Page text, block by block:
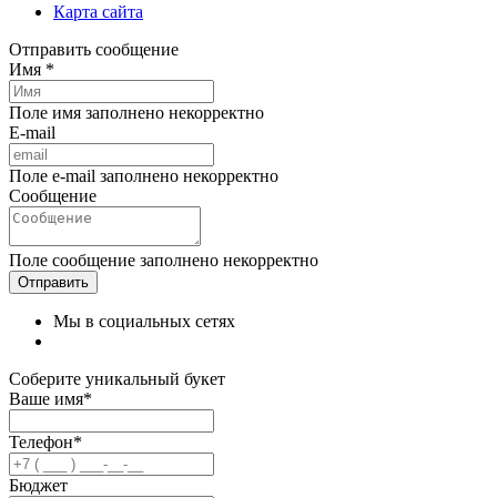
Карта сайта
Отправить сообщение
Имя *
Поле имя заполнено некорректно
E-mail
Поле e-mail заполнено некорректно
Сообщение
Поле сообщение заполнено некорректно
Мы в социальных сетях
Соберите уникальный букет
Ваше имя*
Телефон*
Бюджет